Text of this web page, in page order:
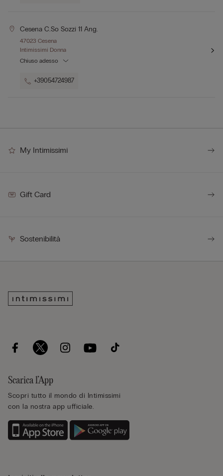
Cesena C.so Sozzi 11 Ang.
47023 Cesena
Intimissimi Donna
Chiuso adesso
+39054724987
My Intimissimi
Gift Card
Sostenibilità
Scarica l’App
Scopri tutto il mondo di Intimissimi
con la nostra app ufficiale.